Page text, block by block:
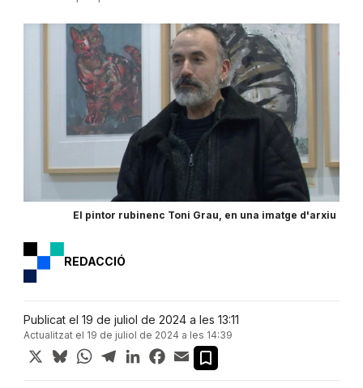
El pintor rubinenc Toni Grau, en una imatge d'arxiu
REDACCIÓ
Publicat el 19 de juliol de 2024 a les 13:11
Actualitzat el 19 de juliol de 2024 a les 14:39
X BlueskyWhatsApp
TelegramLinkedInFacebook
Email